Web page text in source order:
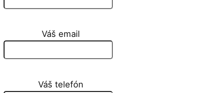
Váš email
Váš telefón